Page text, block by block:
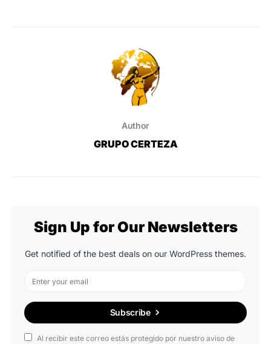
Author
GRUPO CERTEZA
Sign Up for Our Newsletters
Get notified of the best deals on our WordPress themes.
Subscribe
Al recibir este correo estás protegido por nuestro aviso de